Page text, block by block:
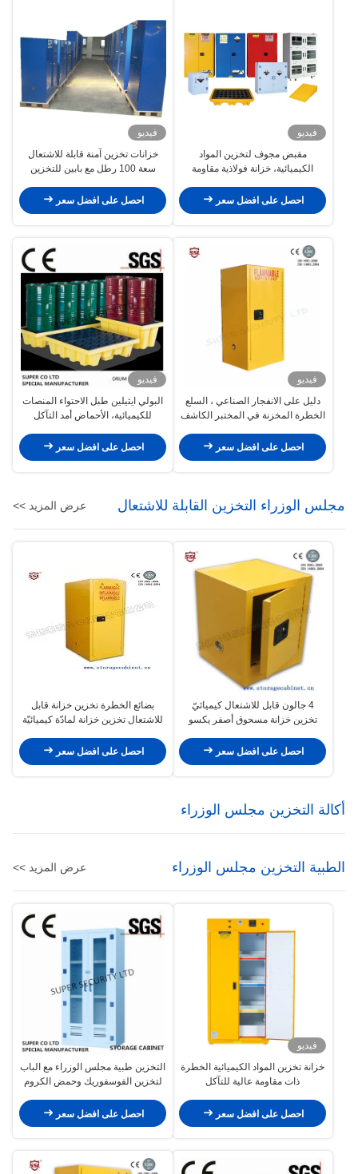
فيديو
مقبض مجوف لتخزين المواد
الكيميائية، خزانة فولاذية مقاومة
احصل على افضل سعر
فيديو
خزانات تخزين آمنة قابلة للاشتعال
سعة 100 رطل مع بابين للتخزين
احصل على افضل سعر
فيديو
دليل على الانفجار الصناعي ، السلع
الخطرة المخزنة في المختبر الكاشف
احصل على افضل سعر
فيديو
البولي ايثيلين طبل الاحتواء المنصات
للكيميائية، الأحماض أمد التآكل
احصل على افضل سعر
مجلس الوزراء التخزين القابلة للاشتعال عرض المزيد >>
4 جالون قابل للاشتعال كيميائيّ
تخزين خزانة مسحوق أصفر يكسو
احصل على افضل سعر
بضائع الخطرة تخزين خزانة قابل
للاشتعال تخزين خزانة لمادّة كيميائيّة
احصل على افضل سعر
أكالة التخزين مجلس الوزراء
الطبية التخزين مجلس الوزراء عرض المزيد >>
فيديو
خزانة تخزين المواد الكيميائية الخطرة
ذات مقاومة عالية للتآكل
احصل على افضل سعر
التخزين طبية مجلس الوزراء مع الباب
لتخزين الفوسفوريك وحمض الكروم
احصل على افضل سعر